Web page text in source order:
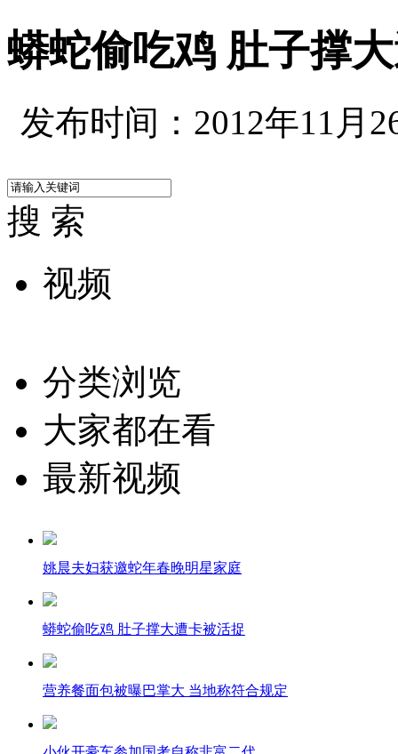
蟒蛇偷吃鸡 肚子撑
发布时间：2012年11月
搜 索
视频
分类浏览
大家都在看
最新视频
姚晨夫妇获邀蛇年春晚明星家庭
蟒蛇偷吃鸡 肚子撑大遭卡被活捉
营养餐面包被曝巴掌大 当地称符合规定